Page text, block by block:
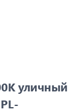
уличный